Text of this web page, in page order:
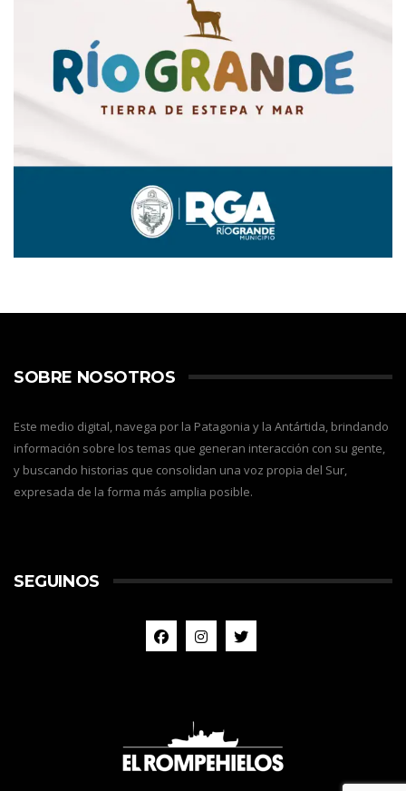
SOBRE NOSOTROS
Este medio digital, navega por la Patagonia y la Antártida, brindando
información sobre los temas que generan interacción con su gente,
y buscando historias que consolidan una voz propia del Sur,
expresada de la forma más amplia posible.
SEGUINOS